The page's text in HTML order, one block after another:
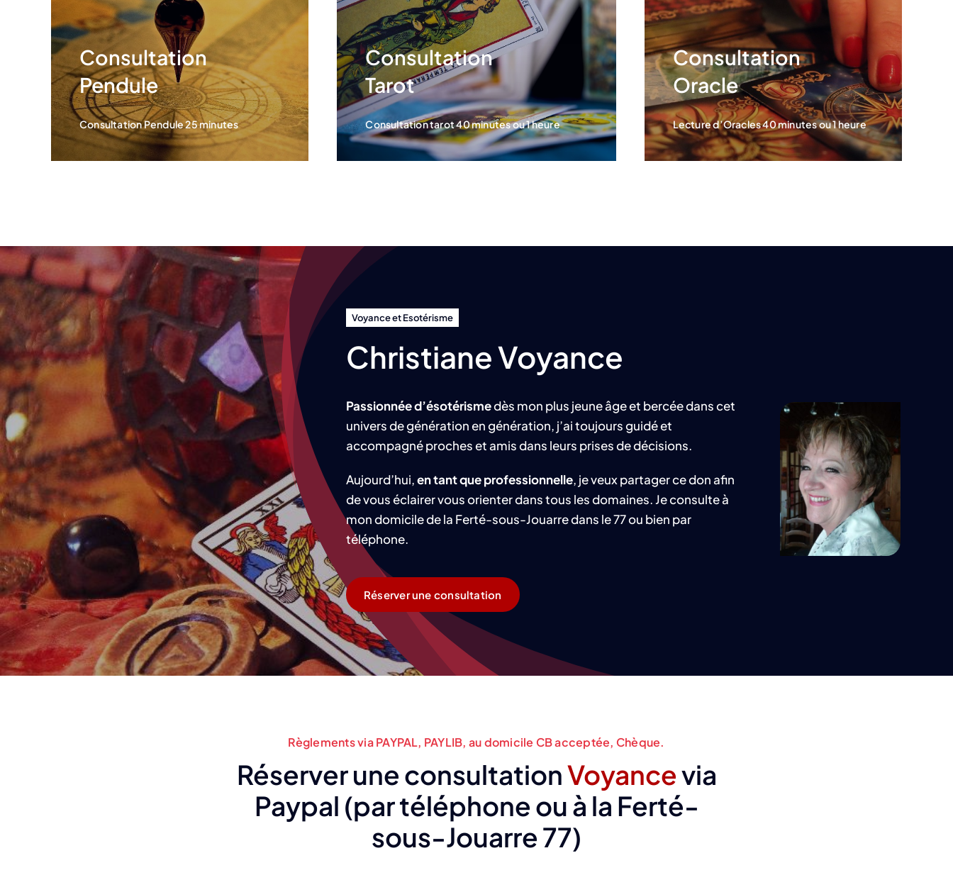
Consultation
Pendule
Consultation Pendule 25 minutes
Consultation
Tarot
Consultation tarot 40 minutes ou 1 heure
Consultation
Oracle
Lecture d’Oracles 40 minutes ou 1 heure
Voyance et Esotérisme
Christiane Voyance
Passionnée d’ésotérismedès mon plus jeune âge et bercée dans cet
univers de génération en génération, j’ai toujours guidé et
accompagné proches et amis dans leurs prises de décisions.
Aujourd’hui,en tant que professionnelle, je veux partager ce don afin
de vous éclairer vous orienter dans tous les domaines. Je consulte à
mon domicile de la Ferté-sous-Jouarre dans le 77 ou bien par
téléphone.
Réserver une consultation
Règlements via PAYPAL, PAYLIB, au domicile CB acceptée, Chèque.
Réserver une consultationVoyancevia
Paypal (par téléphone ou à la Ferté-
sous-Jouarre 77)